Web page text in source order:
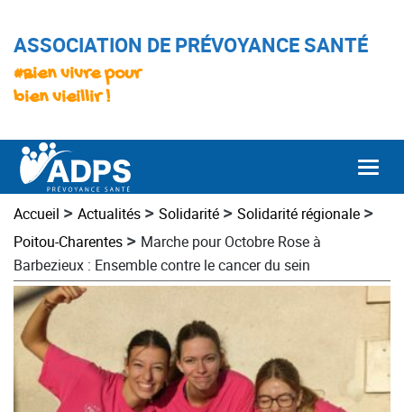
ASSOCIATION DE PRÉVOYANCE SANTÉ
#Bien vivre pour
bien vieillir !
Accueil > Actualités > Solidarité > Solidarité régionale >
Poitou-Charentes > Marche pour Octobre Rose à
Barbezieux : Ensemble contre le cancer du sein